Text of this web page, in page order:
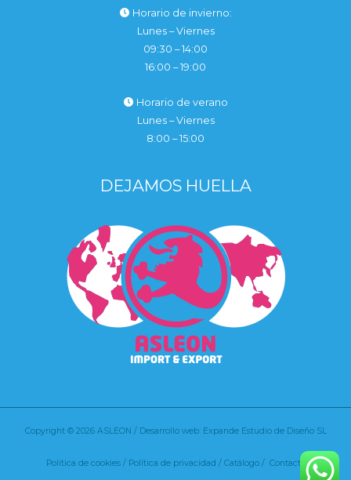
Horario de invierno:
Lunes – Viernes
09:30 – 14:00
16:00 – 19:00
Horario de verano
Lunes – Viernes
8:00 – 15:00
DEJAMOS HUELLA
Copyright © 2026 ASLEON / Desarrollo web: Expande Estudio de Diseño SL
Política de cookies/ Política de privacidad / Catálogo / Contacto